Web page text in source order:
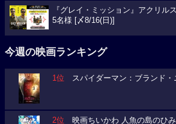
『グレイ・ミッション』アクリル
5名様 [〆8/16(日)]
今週の映画ランキング
1位 スパイダーマン：ブランド・
2位 映画ちいかわ 人魚の島のひ